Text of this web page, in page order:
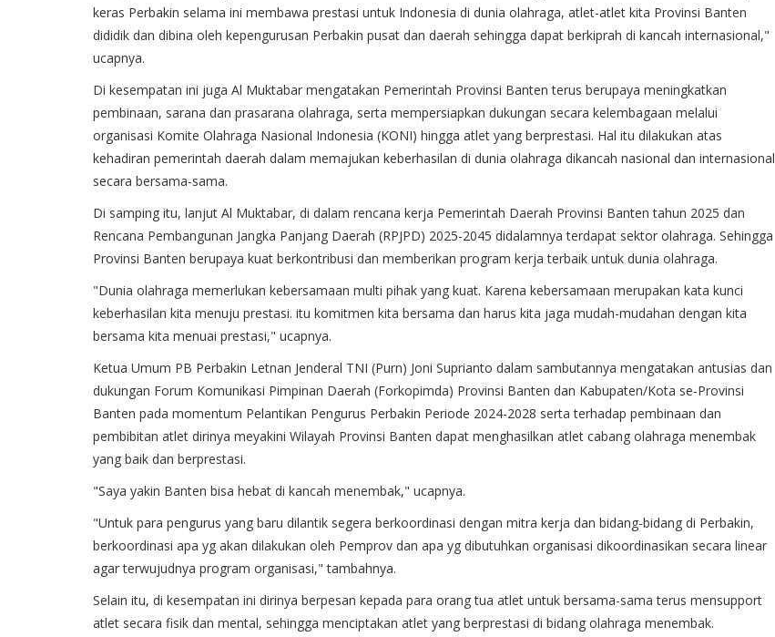
keras Perbakin selama ini membawa prestasi untuk Indonesia di dunia olahraga, atlet-atlet kita Provinsi Banten
dididik dan dibina oleh kepengurusan Perbakin pusat dan daerah sehingga dapat berkiprah di kancah internasional,"
ucapnya.
Di kesempatan ini juga Al Muktabar mengatakan Pemerintah Provinsi Banten terus berupaya meningkatkan
pembinaan, sarana dan prasarana olahraga, serta mempersiapkan dukungan secara kelembagaan melalui
organisasi Komite Olahraga Nasional Indonesia (KONI) hingga atlet yang berprestasi. Hal itu dilakukan atas
kehadiran pemerintah daerah dalam memajukan keberhasilan di dunia olahraga dikancah nasional dan internasional
secara bersama-sama.
Di samping itu, lanjut Al Muktabar, di dalam rencana kerja Pemerintah Daerah Provinsi Banten tahun 2025 dan
Rencana Pembangunan Jangka Panjang Daerah (RPJPD) 2025-2045 didalamnya terdapat sektor olahraga. Sehingga
Provinsi Banten berupaya kuat berkontribusi dan memberikan program kerja terbaik untuk dunia olahraga.
"Dunia olahraga memerlukan kebersamaan multi pihak yang kuat. Karena kebersamaan merupakan kata kunci
keberhasilan kita menuju prestasi. itu komitmen kita bersama dan harus kita jaga mudah-mudahan dengan kita
bersama kita menuai prestasi," ucapnya.
Ketua Umum PB Perbakin Letnan Jenderal TNI (Purn) Joni Suprianto dalam sambutannya mengatakan antusias dan
dukungan Forum Komunikasi Pimpinan Daerah (Forkopimda) Provinsi Banten dan Kabupaten/Kota se-Provinsi
Banten pada momentum Pelantikan Pengurus Perbakin Periode 2024-2028 serta terhadap pembinaan dan
pembibitan atlet dirinya meyakini Wilayah Provinsi Banten dapat menghasilkan atlet cabang olahraga menembak
yang baik dan berprestasi.
"Saya yakin Banten bisa hebat di kancah menembak," ucapnya.
"Untuk para pengurus yang baru dilantik segera berkoordinasi dengan mitra kerja dan bidang-bidang di Perbakin,
berkoordinasi apa yg akan dilakukan oleh Pemprov dan apa yg dibutuhkan organisasi dikoordinasikan secara linear
agar terwujudnya program organisasi," tambahnya.
Selain itu, di kesempatan ini dirinya berpesan kepada para orang tua atlet untuk bersama-sama terus mensupport
atlet secara fisik dan mental, sehingga menciptakan atlet yang berprestasi di bidang olahraga menembak.